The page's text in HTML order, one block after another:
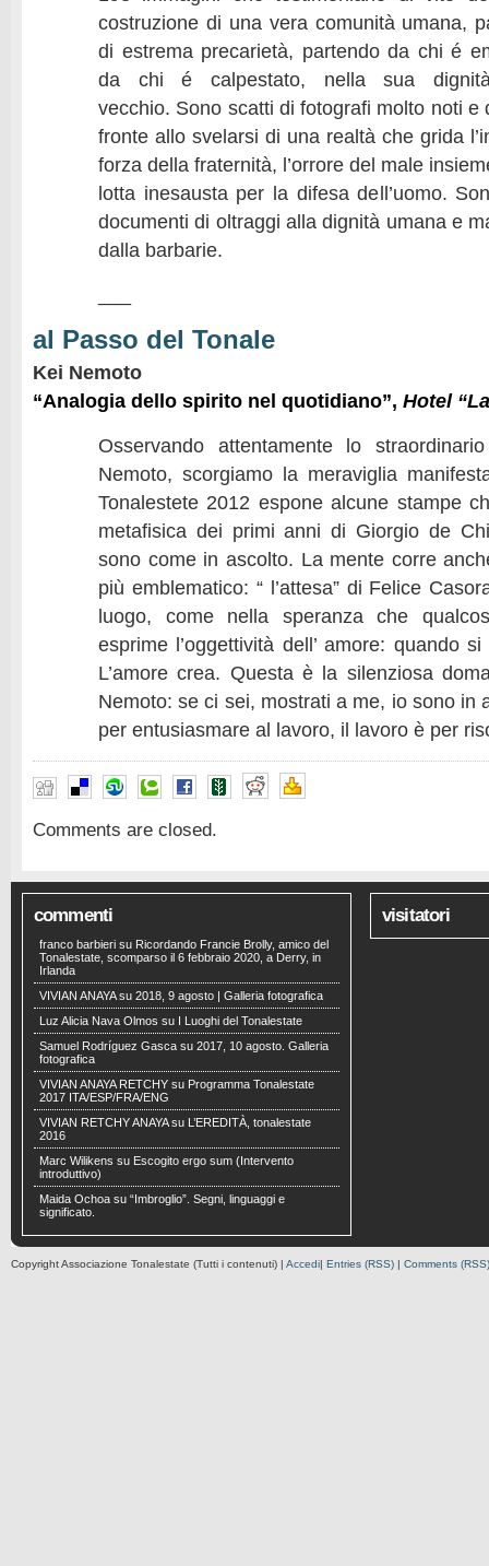
costruzione di una vera comunità umana,
di estrema precarietà, partendo da chi é
da chi é calpestato, nella sua dignità
vecchio. Sono scatti di fotografi molto noti e
fronte allo svelarsi di una realtà che grida
forza della fraternità, l’orrore del male
lotta inesausta per la difesa dell’uomo.
documenti di oltraggi alla dignità umana e
dalla barbarie.
al Passo del Tonale
Kei Nemoto
“Analogia dello spirito nel quotidiano”, Hotel
Osservando attentamente lo
Nemoto, scorgiamo la meraviglia
Tonalestete 2012 espone alcune stampe
metafisica dei primi anni di Giorgio de
sono come in ascolto. La mente corre
più emblematico: “ l’attesa” di Felice
luogo, come nella speranza che
esprime l’oggettività dell’ amore: quando
L’amore crea. Questa è la silenziosa
Nemoto: se ci sei, mostrati a me, io sono in
per entusiasmare al lavoro, il lavoro è per
Comments are closed.
commenti
franco barbieri su Ricordando Francie Brolly, amico del
Tonalestate, scomparso il 6 febbraio 2020, a Derry, in
Irlanda
VIVIAN ANAYAsu 2018, 9 agosto | Galleria fotografica
Luz Alicia Nava Olmos su I Luoghi del Tonalestate
Samuel Rodríguez Gasca su 2017, 10 agosto. Galleria
fotografica
VIVIAN ANAYA RETCHY su Programma Tonalestate
2017 ITA/ESP/FRA/ENG
VIVIAN RETCHY ANAYAsu L’EREDITÀ, tonalestate
2016
Marc Wilikens su Escogito ergo sum (Intervento
introduttivo)
Maida Ochoa su “Imbroglio”. Segni, linguaggi e
significato.
visitatori
Copyright Associazione Tonalestate (Tutti i contenuti) | Accedi| Entries (RSS) | Comments (RSS)